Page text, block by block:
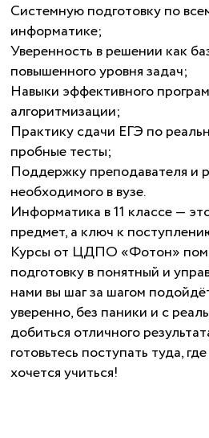
Системную подготовку по
информатике;
Уверенность в решении как
повышенного уровня задач;
Навыки эффективного
алгоритмизации;
Практику сдачи ЕГЭ по
пробные тесты;
Поддержку преподавателя и
необходимого в вузе.
Информатика в 11 классе —
предмет, а ключ к
Курсы от ЦДПО «Фотон»
подготовку в понятный и
нами вы шаг за шагом
уверенно, без паники и с
добиться отличного
готовьтесь поступать туда,
хочется учиться!